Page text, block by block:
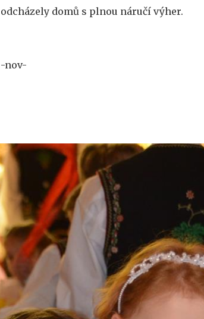
odcházely domů s plnou náručí výher.
-nov-